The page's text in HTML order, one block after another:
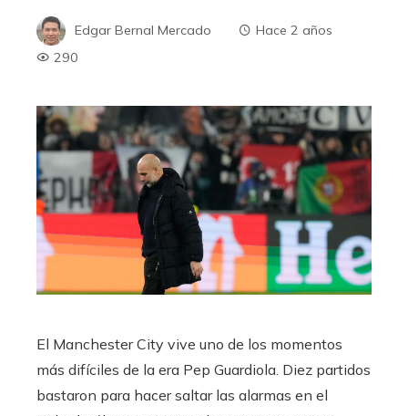
Edgar Bernal Mercado
Hace 2 años
290
El Manchester City vive uno de los momentos
más difíciles de la era Pep Guardiola. Diez partidos
bastaron para hacer saltar las alarmas en el